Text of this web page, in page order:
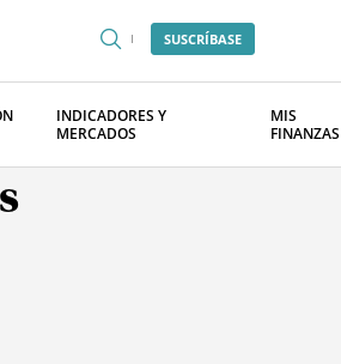
SUSCRÍBASE
INDICADORES Y
MERCADOS
MIS
FINANZAS